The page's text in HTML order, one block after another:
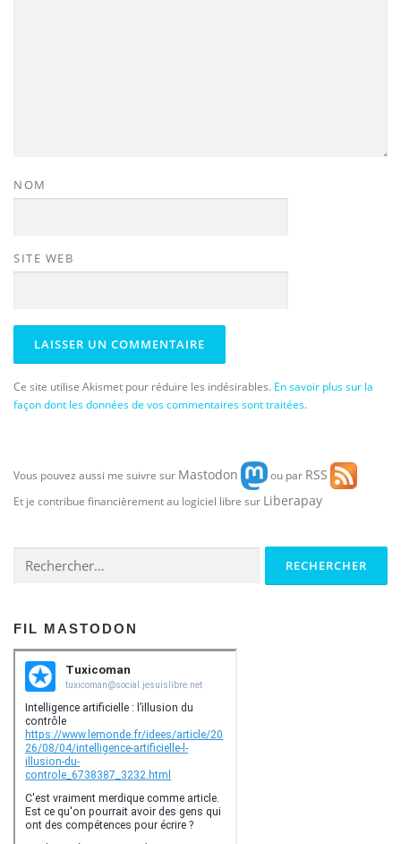
NOM
SITE WEB
Ce site utilise Akismet pour réduire les indésirables. En savoir plus sur la
façon dont les données de vos commentaires sont traitées.
Vous pouvez aussi me suivre sur Mastodon ou par RSS
Et je contribue financièrement au logiciel libre sur Liberapay
FIL MASTODON